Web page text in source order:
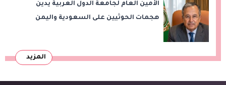
الأمين العام لجامعة الدول العربية يدين
هجمات الحوثيين على السعودية واليمن
المزيد